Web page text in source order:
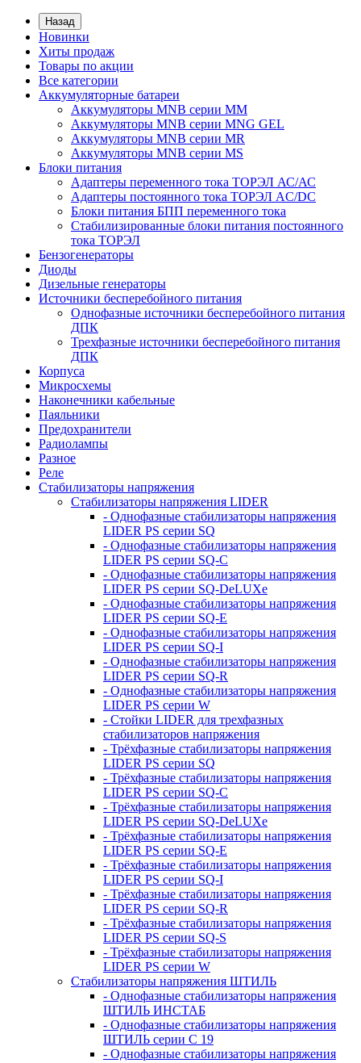
Назад
Новинки
Хиты продаж
Товары по акции
Все категории
Аккумуляторные батареи
Аккумуляторы MNB серии MM
Аккумуляторы MNB серии MNG GEL
Аккумуляторы MNB серии MR
Аккумуляторы MNB серии MS
Блоки питания
Адаптеры переменного тока ТОРЭЛ АС/АС
Адаптеры постоянного тока ТОРЭЛ AC/DC
Блоки питания БПП переменного тока
Стабилизированные блоки питания постоянного
тока ТОРЭЛ
Бензогенераторы
Диоды
Дизельные генераторы
Источники бесперебойного питания
Однофазные источники бесперебойного питания
ДПК
Трехфазные источники бесперебойного питания
ДПК
Корпуса
Микросхемы
Наконечники кабельные
Паяльники
Предохранители
Радиолампы
Разное
Реле
Стабилизаторы напряжения
Стабилизаторы напряжения LIDER
- Однофазные стабилизаторы напряжения
LIDER PS серии SQ
- Однофазные стабилизаторы напряжения
LIDER PS серии SQ-C
- Однофазные стабилизаторы напряжения
LIDER PS серии SQ-DeLUXe
- Однофазные стабилизаторы напряжения
LIDER PS серии SQ-E
- Однофазные стабилизаторы напряжения
LIDER PS серии SQ-I
- Однофазные стабилизаторы напряжения
LIDER PS серии SQ-R
- Однофазные стабилизаторы напряжения
LIDER PS серии W
- Стойки LIDER для трехфазных
стабилизаторов напряжения
- Трёхфазные стабилизаторы напряжения
LIDER PS серии SQ
- Трёхфазные стабилизаторы напряжения
LIDER PS серии SQ-C
- Трёхфазные стабилизаторы напряжения
LIDER PS серии SQ-DeLUXe
- Трёхфазные стабилизаторы напряжения
LIDER PS серии SQ-E
- Трёхфазные стабилизаторы напряжения
LIDER PS серии SQ-I
- Трёхфазные стабилизаторы напряжения
LIDER PS серии SQ-R
- Трёхфазные стабилизаторы напряжения
LIDER PS серии SQ-S
- Трёхфазные стабилизаторы напряжения
LIDER PS серии W
Стабилизаторы напряжения ШТИЛЬ
- Однофазные стабилизаторы напряжения
ШТИЛЬ ИНСТАБ
- Однофазные стабилизаторы напряжения
ШТИЛЬ серии C 19
- Однофазные стабилизаторы напряжения